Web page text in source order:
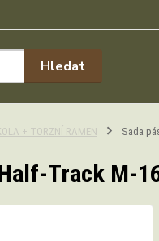
Hledat
+ TORZNÍ RAMEN Sada
Track M-